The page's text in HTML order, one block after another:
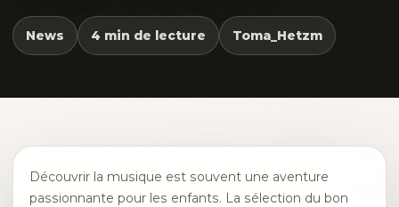
News 4 min de lecture Toma_Hetzm
Découvrir la musique est souvent une aventure
passionnante pour les enfants. La sélection du bon